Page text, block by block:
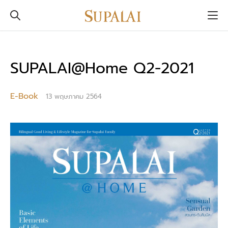
SUPALAI@Home Q2-2021
E-Book 13 พฤษภาคม 2564